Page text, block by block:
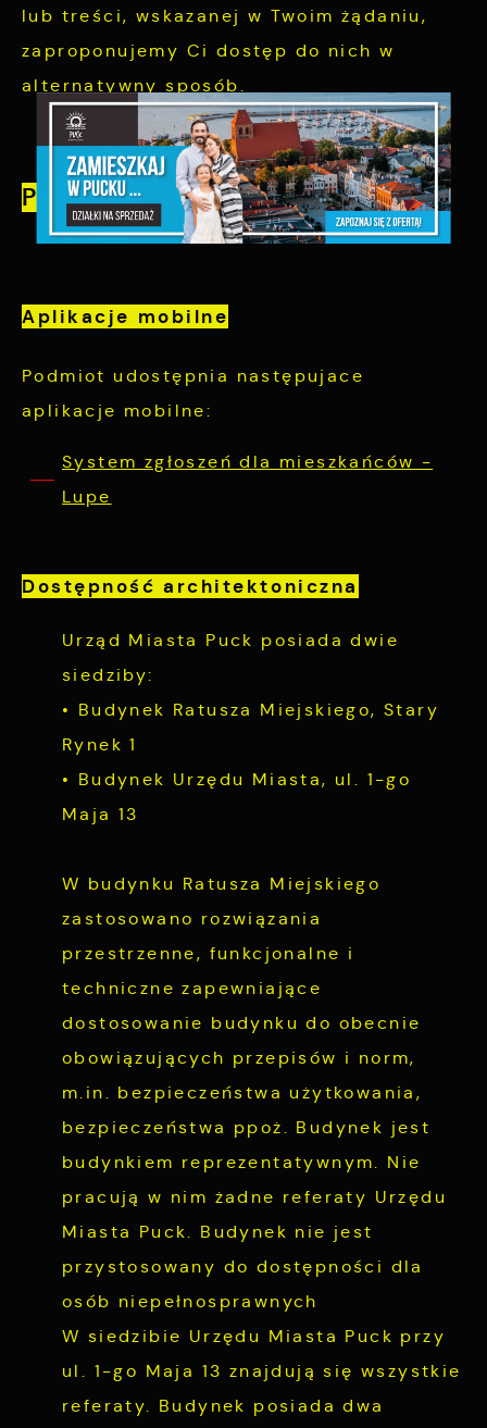
lub treści, wskazanej w Twoim żądaniu,
zaproponujemy Ci dostęp do nich w
alternatywny sposób.
Pozostałe informacje
Aplikacje mobilne
Podmiot udostępnia następujace
aplikacje mobilne:
System zgłoszeń dla mieszkańców -
Lupe
Dostępność architektoniczna
Urząd Miasta Puck posiada dwie
siedziby:
• Budynek Ratusza Miejskiego, Stary
Rynek 1
• Budynek Urzędu Miasta, ul. 1-go
Maja 13
W budynku Ratusza Miejskiego
zastosowano rozwiązania
przestrzenne, funkcjonalne i
techniczne zapewniające
dostosowanie budynku do obecnie
obowiązujących przepisów i norm,
m.in. bezpieczeństwa użytkowania,
bezpieczeństwa ppoż. Budynek jest
budynkiem reprezentatywnym. Nie
pracują w nim żadne referaty Urzędu
Miasta Puck. Budynek nie jest
przystosowany do dostępności dla
osób niepełnosprawnych
W siedzibie Urzędu Miasta Puck przy
ul. 1-go Maja 13 znajdują się wszystkie
referaty. Budynek posiada dwa